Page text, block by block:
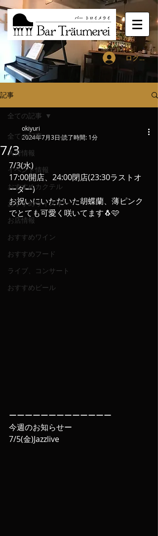
ログイン
記事
全ての記事
入荷情報
イベント情報
おすすめカクテル
おすすめウィスキー
お店情報
おすすめワイン
おすすめフード
ライブ、コンサート
おすすめビール
全ての記事
7/3
okiyuri
2024年7月3日 読了時間: 1分
7/3(水)
17:00開店、24:00閉店(23:30ラストオ
ーダー)
お祝いにいただいた胡蝶蘭、薄ピンク
でとても可愛く咲いてます🐧🩷
ーーーーーーーーーーーーー
今週のお知らせー
7/5(金)Jazzlive